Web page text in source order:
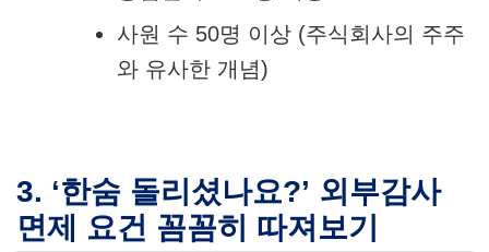
사원 수 50명 이상 (주식회사의 주주
와 유사한 개념)
3. ‘한숨 돌리셨나요?’ 외부감사
면제 요건 꼼꼼히 따져보기